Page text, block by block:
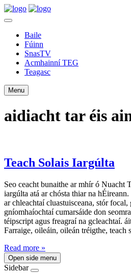
Baile
Fúinn
SnasTV
Acmhainní TEG
Teagasc
Menu
aidiacht tar éis
Teach Solais Iargúlta
Seo ceacht bunaithe ar mhír ó Nuacht
iargúlta atá ar chósta thiar na
ar chleachtaí cluastuisceana, stór focal,
gníomhaíochtaí cumarsáide don
téipscript agus freagraí na gcleachtaí.
Farraige, oileáin, oileán tréigthe, teach
Read more »
Open side menu
Sidebar